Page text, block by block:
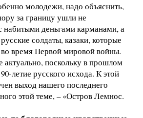
молодежи, надо объяснить,
за границу ушли не
набитыми деньгами карманами, а
солдаты, казаки, которые
время Первой мировой войны.
актуально, поскольку в прошлом
летие русского исхода. К этой
выход нашего последнего
этой теме, – «Остров Лемнос.